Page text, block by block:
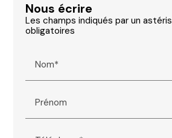
Nous écrire
Les champs indiqués par un
obligatoires
Nom*
Prénom